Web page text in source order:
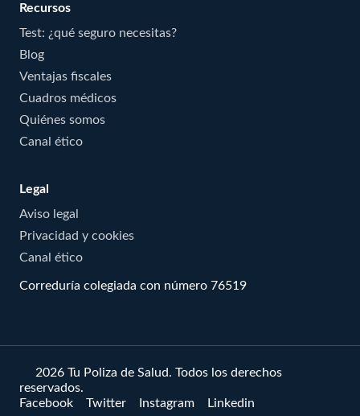
Recursos
Test: ¿qué seguro necesitas?
Blog
Ventajas fiscales
Cuadros médicos
Quiénes somos
Canal ético
Legal
Aviso legal
Privacidad y cookies
Canal ético
Correduría colegiada con número 76519
© 2026 Tu Poliza de Salud. Todos los derechos
reservados.
Facebook
Twitter Instagram Linkedin